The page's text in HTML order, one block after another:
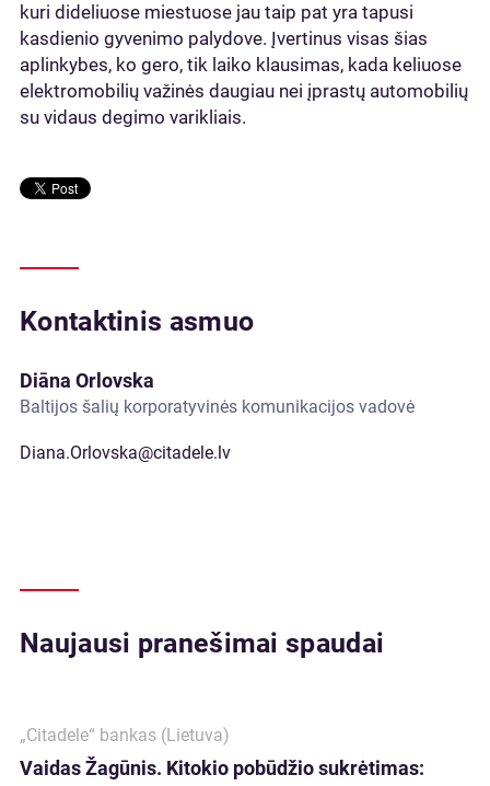
kuri dideliuose miestuose jau taip pat yra tapusi
kasdienio gyvenimo palydove. Įvertinus visas šias
aplinkybes, ko gero, tik laiko klausimas, kada keliuose
elektromobilių važinės daugiau nei įprastų automobilių
su vidaus degimo varikliais.
Kontaktinis asmuo
Diāna Orlovska
Baltijos šalių korporatyvinės komunikacijos vadovė
Diana.Orlovska@citadele.lv
Naujausi pranešimai spaudai
„Citadele“ bankas (Lietuva)
Vaidas Žagūnis. Kitokio pobūdžio sukrėtimas: